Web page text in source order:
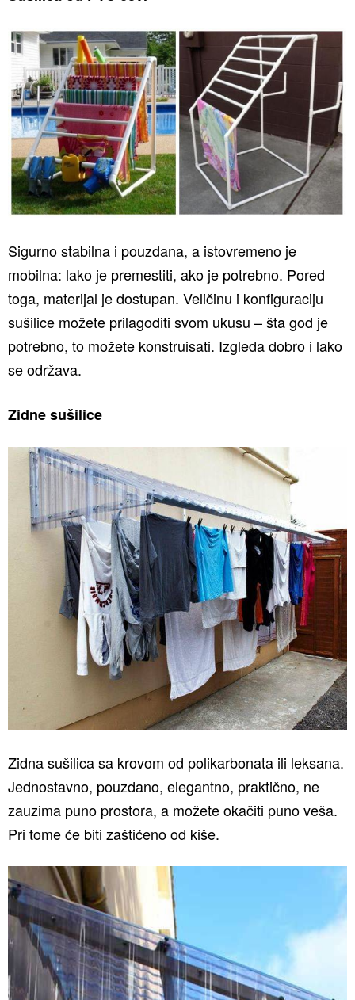
Sigurno stabilna i pouzdana, a istovremeno je
mobilna: lako je premestiti, ako je potrebno. Pored
toga, materijal je dostupan. Veličinu i konfiguraciju
sušilice možete prilagoditi svom ukusu – šta god je
potrebno, to možete konstruisati. Izgleda dobro i lako
se održava.
Zidne sušilice
Zidna sušilica sa krovom od polikarbonata ili leksana.
Jednostavno, pouzdano, elegantno, praktično, ne
zauzima puno prostora, a možete okačiti puno veša.
Pri tome će biti zaštićeno od kiše.